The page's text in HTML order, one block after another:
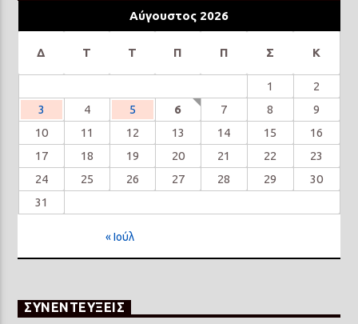
Αύγουστος 2026
Δ Τ Τ Π Π Σ Κ
1
2
3
4 5 6 7 8
9
10
11 12 13 14 15
16
17
18 19 20 21 22
23
24
25 26 27 28 29
30
31
« Ιούλ
ΣΥΝΕΝΤΕΥΞΕΙΣ